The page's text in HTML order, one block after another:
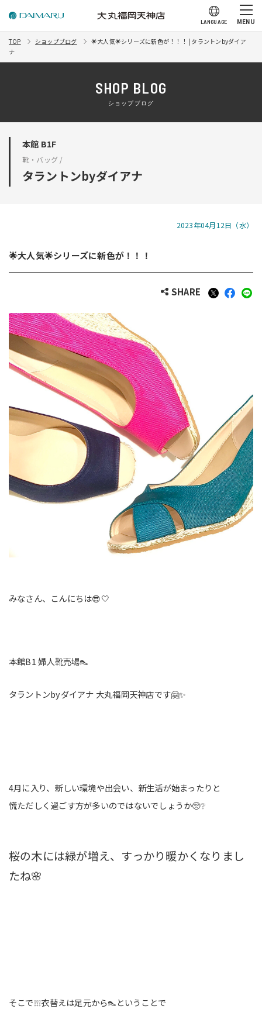
LANGUAGE MENU
TOP ショップブログ
🌟大人気🌟シリーズに新色が！！！ | タラントンbyダイア
ナ
SHOP BLOG
ショップブログ
本館 B1F
靴・バッグ /
タラントンbyダイアナ
2023年04月12日（水）
🌟大人気🌟シリーズに新色が！！！
SHARE
みなさん、こんにちは😎🤍
本館B1 婦人靴売場👠
タラントンbyダイアナ 大丸福岡天神店です🤗✨
4月に入り、新しい環境や出会い、 新生活が始まったりと
慌ただしく過ごす方が多いのではないでしょうか🥺❔
桜の木には緑が増え、すっかり暖かくなりまし
たね🌸
そこで❕❕❕衣替えは足元から👠ということで